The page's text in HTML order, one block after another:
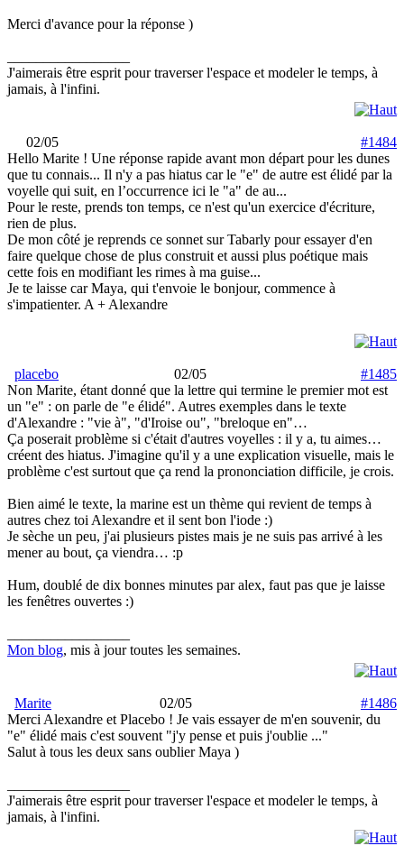
Merci d'avance pour la réponse )
J'aimerais être esprit pour traverser l'espace et modeler le temps, à
jamais, à l'infini.
02/05
#1484
Hello Marite ! Une réponse rapide avant mon départ pour les dunes
que tu connais... Il n'y a pas hiatus car le "e" de autre est élidé par la
voyelle qui suit, en l’occurrence ici le "a" de au...
Pour le reste, prends ton temps, ce n'est qu'un exercice d'écriture,
rien de plus.
De mon côté je reprends ce sonnet sur Tabarly pour essayer d'en
faire quelque chose de plus construit et aussi plus poétique mais
cette fois en modifiant les rimes à ma guise...
Je te laisse car Maya, qui t'envoie le bonjour, commence à
s'impatienter. A + Alexandre
placebo 02/05
#1485
Non Marite, étant donné que la lettre qui termine le premier mot est
un "e" : on parle de "e élidé". Autres exemples dans le texte
d'Alexandre : "vie à", "d'Iroise ou", "breloque en"…
Ça poserait problème si c'était d'autres voyelles : il y a, tu aimes…
créent des hiatus. J'imagine qu'il y a une explication visuelle, mais le
problème c'est surtout que ça rend la prononciation difficile, je crois.
Bien aimé le texte, la marine est un thème qui revient de temps à
autres chez toi Alexandre et il sent bon l'iode :)
Je sèche un peu, j'ai plusieurs pistes mais je ne suis pas arrivé à les
mener au bout, ça viendra… :p
Hum, doublé de dix bonnes minutes par alex, faut pas que je laisse
les fenêtres ouvertes :)
Mon blog, mis à jour toutes les semaines.
Marite 02/05
#1486
Merci Alexandre et Placebo ! Je vais essayer de m'en souvenir, du
"e" élidé mais c'est souvent "j'y pense et puis j'oublie ..."
Salut à tous les deux sans oublier Maya )
J'aimerais être esprit pour traverser l'espace et modeler le temps, à
jamais, à l'infini.